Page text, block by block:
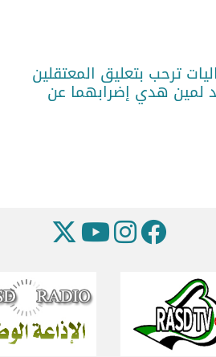
ترحب بتعليق المعتقلين
لمين هدي إضرابهما عن